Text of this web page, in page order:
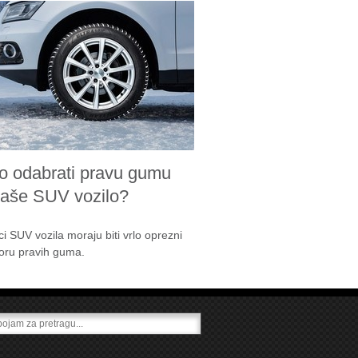
odabrati pravu gumu
SUV vozilo?
SUV vozila moraju biti vrlo oprezni
pravih guma.